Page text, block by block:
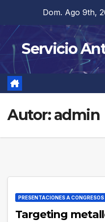
contenido
Dom. Ago 9th,
Servicio
Autor:admin
PRESENTACIONES A CONGRESOS
Targeting